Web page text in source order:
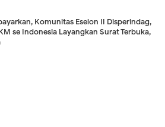
Komunitas Eselon II Disperindag,
se Indonesia Layangkan Surat Terbuka,